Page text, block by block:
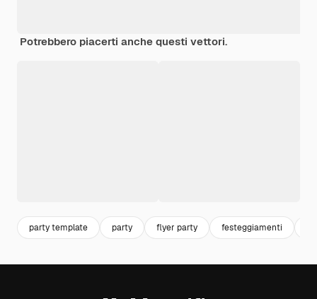
Potrebbero piacerti anche questi vettori.
party template party flyer party festeggiamenti